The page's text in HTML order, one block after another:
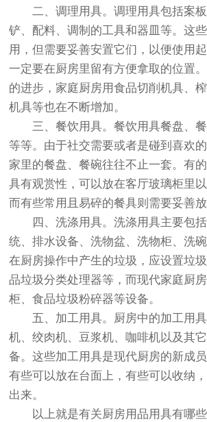
二、调理用具。调理用具包括案板
铲、配料、调制的工具和器皿等。这
用，但需要妥善安置它们，以便使用
一定要在厨房里留有方便拿取的位置
的进步，家庭厨房用食品切削机具、
机具等也在不断增加。
三、餐饮用具。餐饮用具餐盘、餐
等等。由于社交需要或者是碰到喜欢
家里的餐盘、餐碗往往不止一套。有
具有观赏性，可以放在客厅玻璃柜里
而有些常用且易碎的餐具则需要妥善放
四、洗涤用具。洗涤用具主要包括
统、排水设备、洗物盆、洗物柜、洗
在厨房操作中产生的垃圾，应设置垃
品垃圾分类处理器等，而现代家庭厨
柜、食品垃圾粉碎器等设备。
五、加工用具。厨房中的加工用具
机、绞肉机、豆浆机、咖啡机以及其
备。这些加工用具是现代厨房的新成
有些可以放在台面上，有些可以收纳
出来。
以上就是有关厨房用品用具有哪些